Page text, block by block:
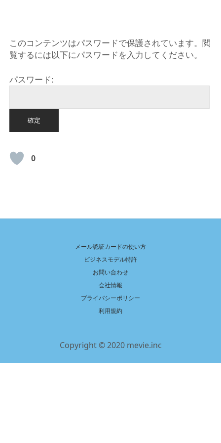
このコンテンツはパスワードで保護されています。閲
覧するには以下にパスワードを入力してください。
パスワード:
0
メール認証カードの使い方
ビジネスモデル特許
お問い合わせ
会社情報
プライバシーポリシー
利用規約
Copyright © 2020 mevie.inc